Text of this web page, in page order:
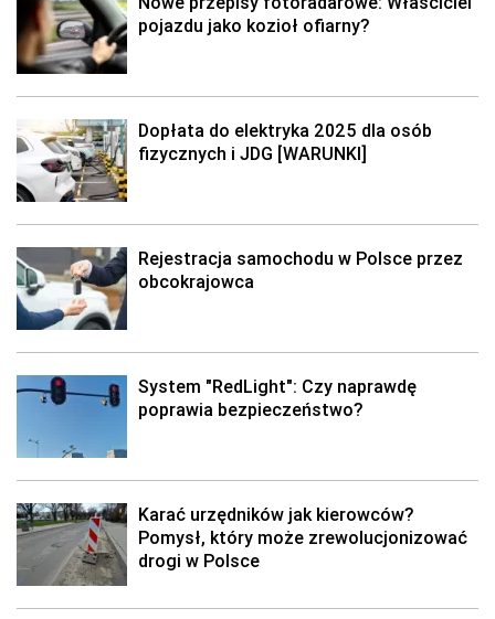
pojazdu jako kozioł ofiarny?
Dopłata do elektryka 2025 dla osób
fizycznych i JDG [WARUNKI]
Rejestracja samochodu w Polsce przez
obcokrajowca
System "RedLight": Czy naprawdę
poprawia bezpieczeństwo?
Karać urzędników jak kierowców?
Pomysł, który może zrewolucjonizować
drogi w Polsce